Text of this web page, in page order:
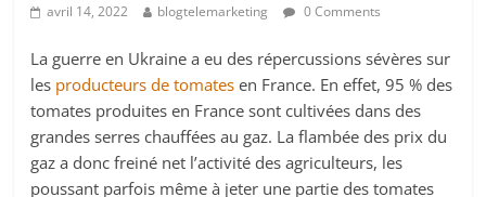
avril 14, 2022 blogtelemarketing 0 Comments
La guerre en Ukraine a eu des répercussions sévères sur
les producteurs de tomates en France. En effet, 95 % des
tomates produites en France sont cultivées dans des
grandes serres chauffées au gaz. La flambée des prix du
gaz a donc freiné net l’activité des agriculteurs, les
poussant parfois même à jeter une partie des tomates